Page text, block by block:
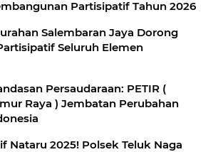
Partisipatif Tahun 2026
Salembaran Jaya Dorong
Seluruh Elemen
Persaudaraan: PETIR (
Raya ) Jembatan Perubahan
Nataru 2025! Polsek Teluk Naga